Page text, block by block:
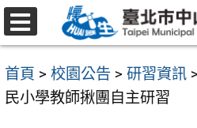
跳
至
要
內
首頁 > 校園公告 > 研習資訊 >
民小學教師揪團自主研習
選
單